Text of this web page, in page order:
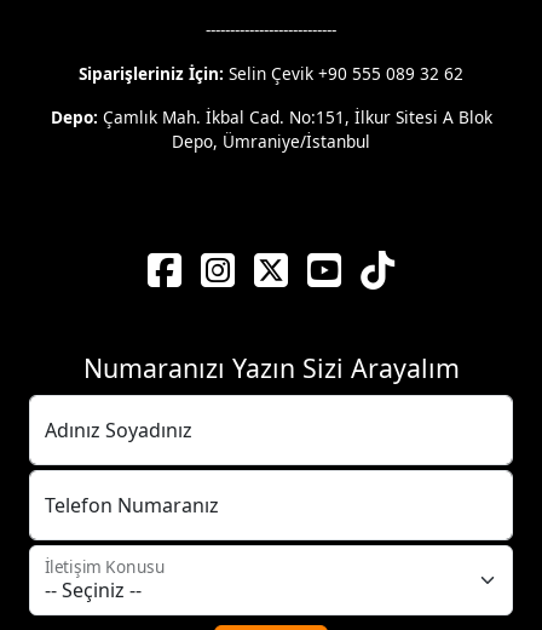
---------------------------
Siparişleriniz İçin: Selin Çevik +90 555 089 32 62
Depo: Çamlık Mah. İkbal Cad. No:151, İlkur Sitesi A Blok
Depo, Ümraniye/İstanbul
Numaranızı Yazın Sizi Arayalım
Adınız Soyadınız
Telefon Numaranız
İletişim Konusu